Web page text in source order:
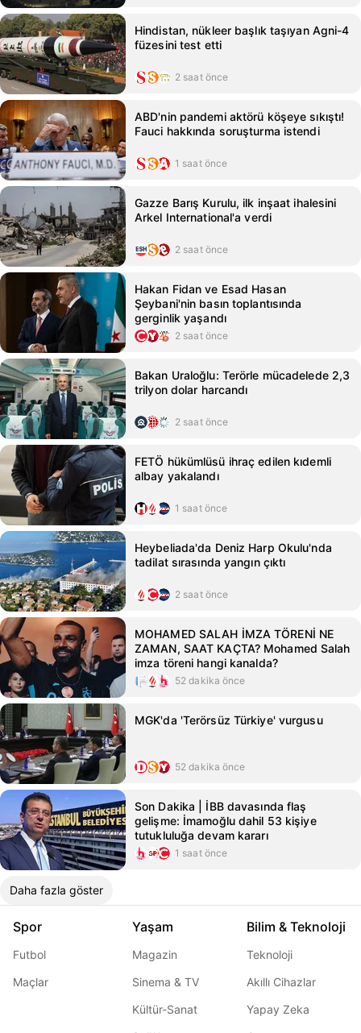
Hindistan, nükleer başlık taşıyan Agni-4
füzesini test etti
2 saat önce
ABD'nin pandemi aktörü köşeye sıkıştı!
Fauci hakkında soruşturma istendi
1 saat önce
Gazze Barış Kurulu, ilk inşaat ihalesini
Arkel International'a verdi
2 saat önce
Hakan Fidan ve Esad Hasan
Şeybani'nin basın toplantısında
gerginlik yaşandı
2 saat önce
Bakan Uraloğlu: Terörle mücadelede 2,3
trilyon dolar harcandı
2 saat önce
FETÖ hükümlüsü ihraç edilen kıdemli
albay yakalandı
1 saat önce
Heybeliada'da Deniz Harp Okulu'nda
tadilat sırasında yangın çıktı
2 saat önce
MOHAMED SALAH İMZA TÖRENİ NE
ZAMAN, SAAT KAÇTA? Mohamed Salah
imza töreni hangi kanalda?
52 dakika önce
MGK'da 'Terörsüz Türkiye' vurgusu
52 dakika önce
Son Dakika | İBB davasında flaş
gelişme: İmamoğlu dahil 53 kişiye
tutukluluğa devam kararı
1 saat önce
Daha fazla göster
Spor
Futbol
Maçlar
Yaşam
Magazin
Sinema & TV
Kültür-Sanat
Bilim & Teknoloji
Teknoloji
Akıllı Cihazlar
Yapay Zeka